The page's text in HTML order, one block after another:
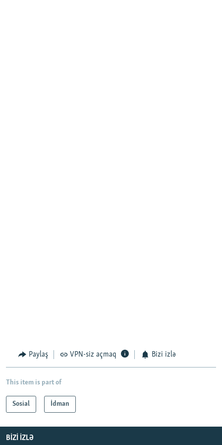
Paylaş VPN-siz açmaq Bizi izlə
This item is part of
Sosial İdman
BIZI IZLƏ